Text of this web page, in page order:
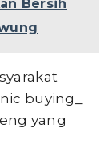
Bersih
buying_
yang